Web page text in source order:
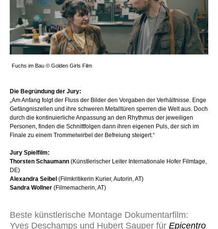
Fuchs im Bau © Golden Girls Film
Die Begründung der Jury:
„Am Anfang folgt der Fluss der Bilder den Vorgaben der Verhältnisse. Enge
Gefängniszellen und ihre schweren Metalltüren sperren die Welt aus. Doch
durch die kontinuierliche Anpassung an den Rhythmus der jeweiligen
Personen, finden die Schnittfolgen dann ihren eigenen Puls, der sich im
Finale zu einem Trommelwirbel der Befreiung steigert.“
Jury Spielfilm:
Thorsten Schaumann (Künstlerischer Leiter Internationale Hofer Filmtage,
DE)
Alexandra Seibel (Filmkritikerin Kurier, Autorin, AT)
Sandra Wollner (Filmemacherin, AT)
Beste künstlerische Montage Dokumentarfilm:
Yves Deschamps und Hubert Sauper für Epicentro